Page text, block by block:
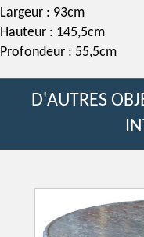
Largeur : 93cm
Hauteur : 145,5cm
Profondeur : 55,5cm
D'AUTRES